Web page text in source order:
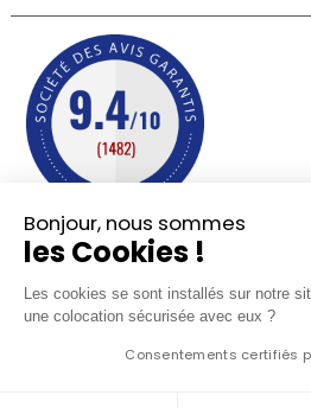
Bonjour, nous sommes
les Cookies !
Les cookies se sont installés sur notre
une colocation sécurisée avec eux ?
Consentements certifiés
Mentions légales
Protection des données
© 2013 - 2026 - Sobreal